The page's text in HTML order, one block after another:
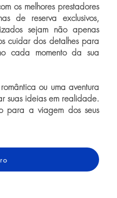
os melhores prestadores
de reserva exclusivos,
sejam não apenas
cuidar dos detalhes para
cada momento da sua
ou uma aventura
suas ideias em realidade.
para a viagem dos seus